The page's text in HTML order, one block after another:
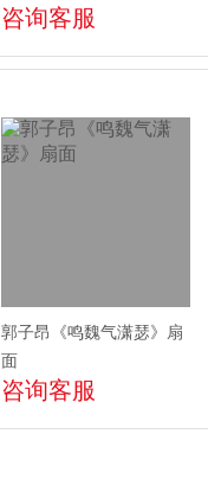
咨询客服
郭子昂《鸣魏气潇瑟》扇
面
咨询客服